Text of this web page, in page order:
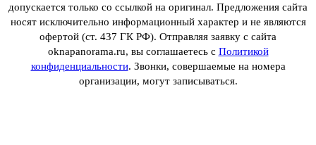
допускается только со ссылкой на оригинал. Предложения сайта
носят исключительно информационный характер и не являются
офертой (ст. 437 ГК РФ). Отправляя заявку с сайта
oknapanorama.ru, вы соглашаетесь с Политикой
конфиденциальности. Звонки, совершаемые на номера
организации, могут записываться.